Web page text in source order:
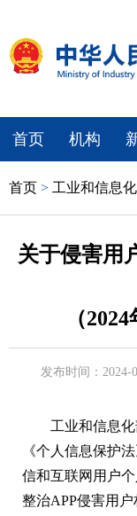
首页 机构
首页 > 工业和信息
关于侵害用
（
发布时间：2024-
工业和信息
《个人信息保护
信和互联网用户
整治APP侵害用